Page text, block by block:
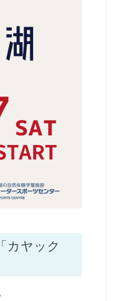
カヤック